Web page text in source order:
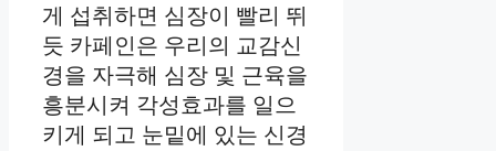
게 섭취하면 심장이 빨리 뛰
듯 카페인은 우리의 교감신
경을 자극해 심장 및 근육을
흥분시켜 각성효과를 일으
키게 되고 눈밑에 있는 신경